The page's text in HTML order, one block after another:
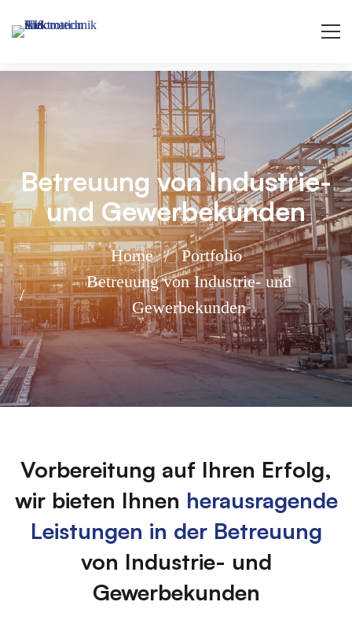
Betreuung von Industrie-
und Gewerbekunden
Home
Portfolio
Betreuung von Industrie- und
Gewerbekunden
Betreuung
von
Industrie-
Vorbereitung auf Ihren Erfolg,
wir bieten Ihnen herausragende
Leistungen in der Betreuung
von Industrie- und
Gewerbekunden